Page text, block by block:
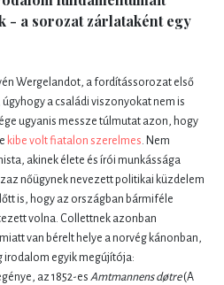
- a sorozat zárlataként egy
Wergelandot, a fordítássorozat első
a családi viszonyokat nem is
ugyanis messze túlmutat azon, hogy
kibe volt fiatalon szerelmes. Nem
akinek élete és írói munkássága
nőügynek nevezett politikai küzdelem
is, hogy az országban bármiféle
volna. Collettnek azonban
van bérelt helye a norvég kánonban,
irodalom egyik megújítója:
az 1852-es Amtmannens døtre(A